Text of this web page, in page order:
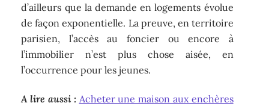
d’ailleurs que la demande en logements évolue
de façon exponentielle. La preuve, en territoire
parisien, l’accès au foncier ou encore à
l’immobilier n’est plus chose aisée, en
l’occurrence pour les jeunes.
A lire aussi : Acheter une maison aux enchères